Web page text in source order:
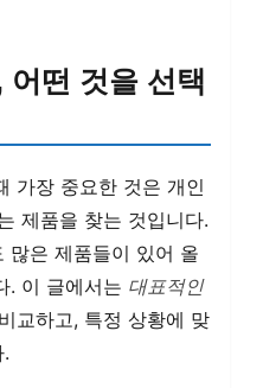
어떤 것을 선택
가장 중요한 것은 개인
제품을 찾는 것입니다.
많은 제품들이 있어 올
. 이 글에서는 대표적인
교하고, 특정 상황에 맞